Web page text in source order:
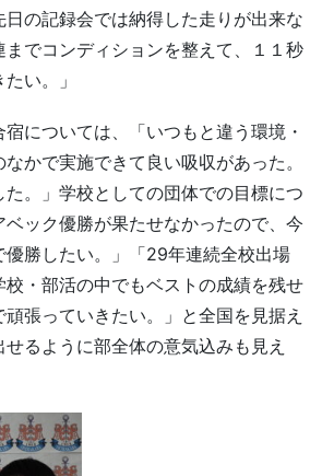
の記録会では納得した走りが出来な
でコンディションを整えて、１１秒
い。」
については、「いつもと違う環境・
かで実施できて良い吸収があった。
た。」学校としての団体での目標につ
ベック優勝が果たせなかったので、今
優勝したい。」「29年連続全校出場
校・部活の中でもベストの成績を残せ
頑張っていきたい。」と全国を見据え
るように部全体の意気込みも見え